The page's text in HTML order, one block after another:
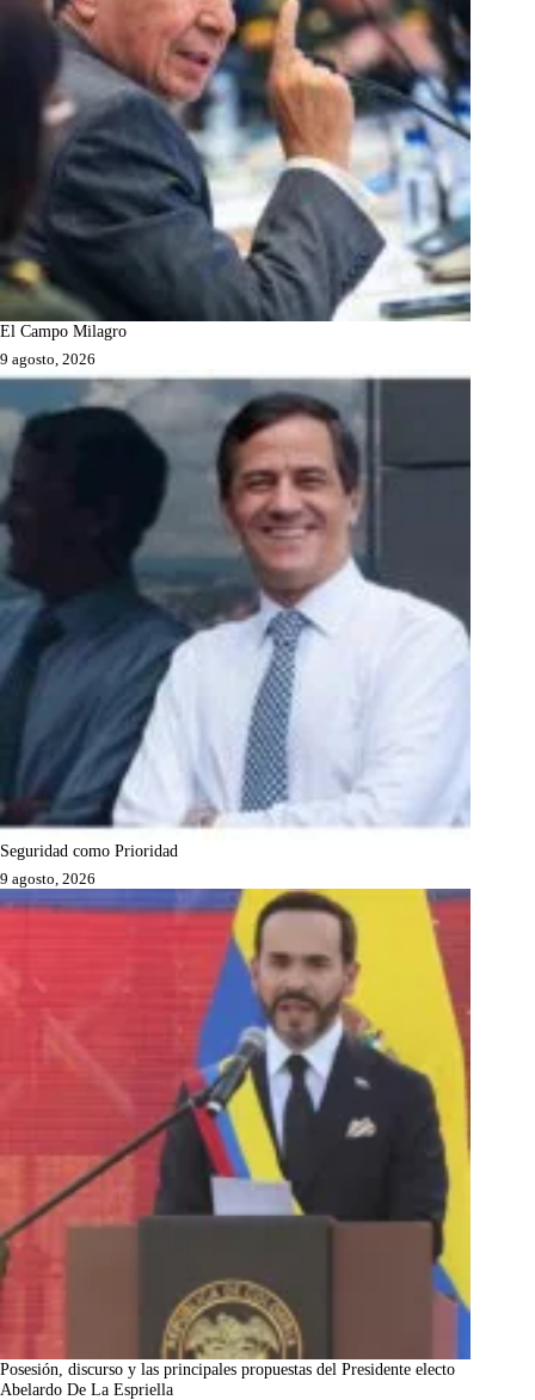
El Campo Milagro
9 agosto, 2026
Seguridad como Prioridad
9 agosto, 2026
Posesión, discurso y las principales propuestas del Presidente electo
Abelardo De La Espriella